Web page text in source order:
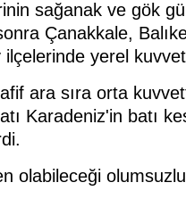
sağanak ve gök
Çanakkale,
yerel
ara sıra orta
Karadeniz'in batı
olabileceği